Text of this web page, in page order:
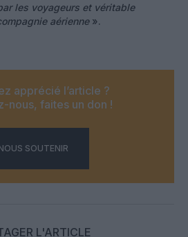
les voyageurs et véritable
aérienne».
apprécié l’article ?
nous, faites un don !
SOUTENIR
L'ARTICLE